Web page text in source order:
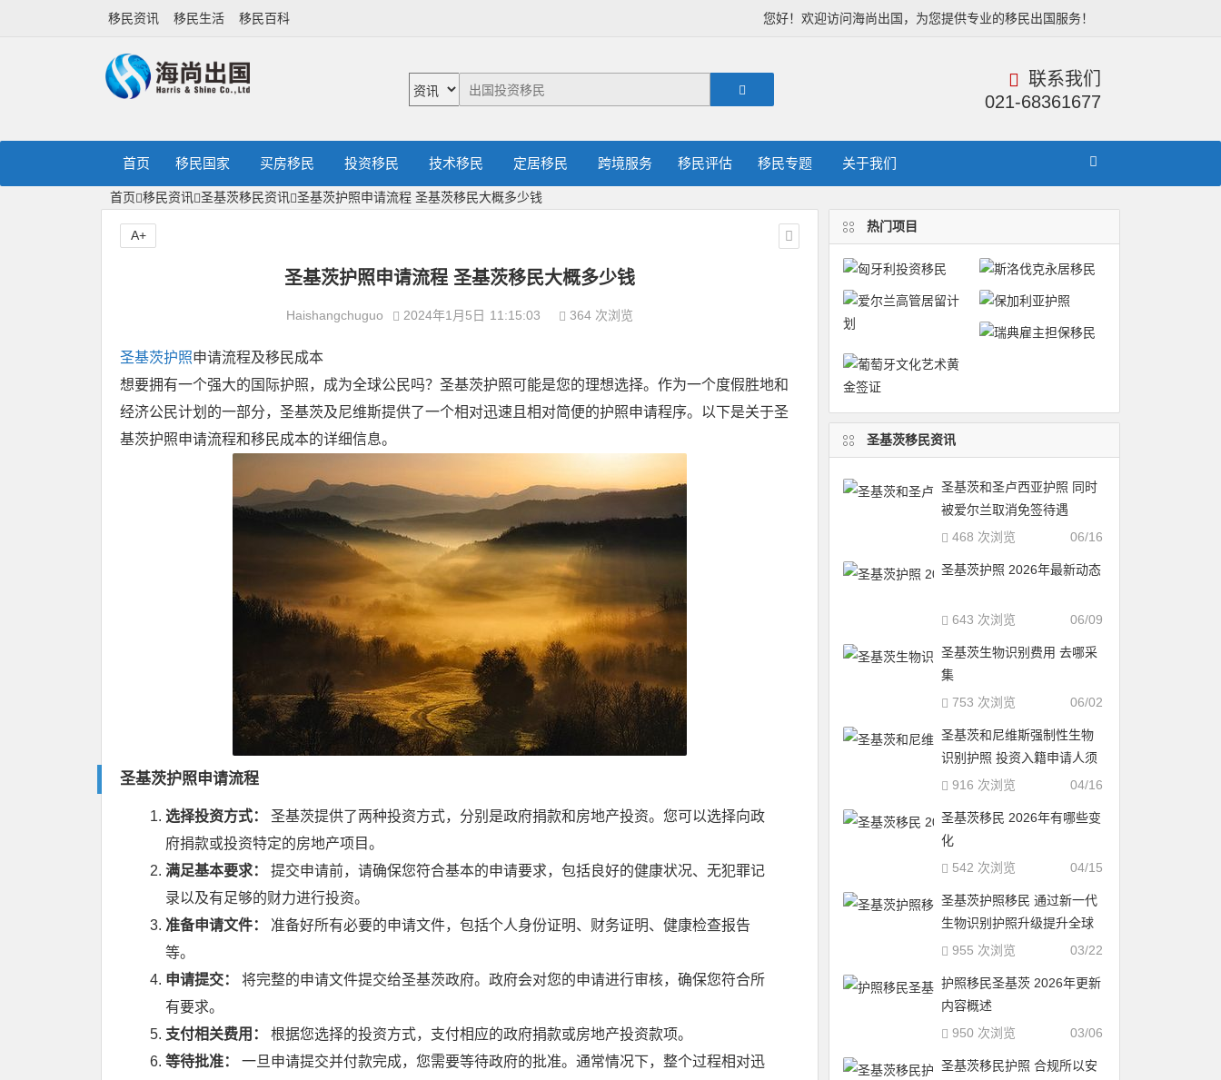
您好！欢迎访问海尚出国，为您提供专业的移民出国服务！
移民资讯 移民生活 移民百科
联系我们
021-68361677
首页 移民国家 买房移民 投资移民 技术移民 定居移民 跨境服务 移民评估 移民专题 关于我们
首页 移民资讯 圣基茨移民资讯 圣基茨护照申请流程 圣基茨移民大概多少钱
圣基茨护照申请流程 圣基茨移民大概多少钱
Haishangchuguo 2024年1月5日 11:15:03 364 次浏览
圣基茨护照申请流程及移民成本
想要拥有一个强大的国际护照，成为全球公民吗？圣基茨护照可能是您的理想选择。作为一个度假胜地和
经济公民计划的一部分，圣基茨及尼维斯提供了一个相对迅速且相对简便的护照申请程序。以下是关于圣
基茨护照申请流程和移民成本的详细信息。
圣基茨护照申请流程
选择投资方式：
圣基茨提供了两种投资方式，分别是政府捐款和房地产投资。您可以选择向政
府捐款或投资特定的房地产项目。
满足基本要求：
提交申请前，请确保您符合基本的申请要求，包括良好的健康状况、无犯罪记
录以及有足够的财力进行投资。
准备申请文件：
准备好所有必要的申请文件，包括个人身份证明、财务证明、健康检查报告
等。
申请提交：
将完整的申请文件提交给圣基茨政府。政府会对您的申请进行审核，确保您符合所
有要求。
支付相关费用：
根据您选择的投资方式，支付相应的政府捐款或房地产投资款项。
等待批准：
一旦申请提交并付款完成，您需要等待政府的批准。通常情况下，整个过程相对迅
A+
热门项目
圣基茨移民资讯
圣基茨和圣卢西亚护照 同时
被爱尔兰取消免签待遇
06/16
468 次浏览
圣基茨护照 2026年最新动态
06/09
643 次浏览
圣基茨生物识别费用 去哪采
集
06/02
753 次浏览
圣基茨和尼维斯强制性生物
识别护照 投资入籍申请人须
知
04/16
916 次浏览
圣基茨移民 2026年有哪些变
化
04/15
542 次浏览
圣基茨护照移民 通过新一代
生物识别护照升级提升全球
标准
03/22
955 次浏览
护照移民圣基茨 2026年更新
内容概述
03/06
950 次浏览
圣基茨移民护照 合规所以安